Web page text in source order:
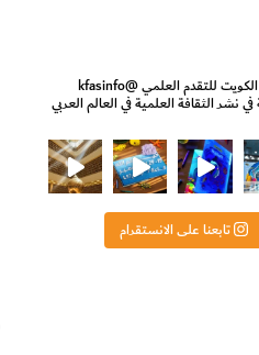
للتقدم العلمي@kfasinfo
نشر الثقافة العلمية في العالم العربي
بعيد! مجهزين لكم كل جديد!⁩
تابعنا على الانستقرام